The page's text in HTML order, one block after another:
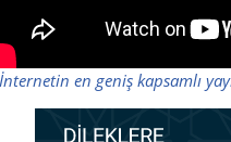
en geniş kapsamlı